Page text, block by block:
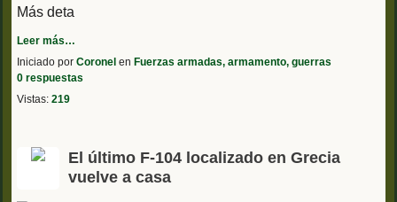
Más deta
Leer más…
Iniciado por Coronel en Fuerzas armadas, armamento, guerras
0 respuestas
Vistas: 219
El último F-104 localizado en Grecia
vuelve a casa